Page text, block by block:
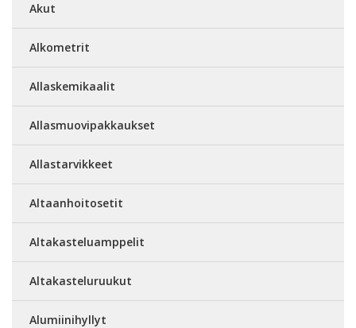
Akut
Alkometrit
Allaskemikaalit
Allasmuovipakkaukset
Allastarvikkeet
Altaanhoitosetit
Altakasteluamppelit
Altakasteluruukut
Alumiinihyllyt